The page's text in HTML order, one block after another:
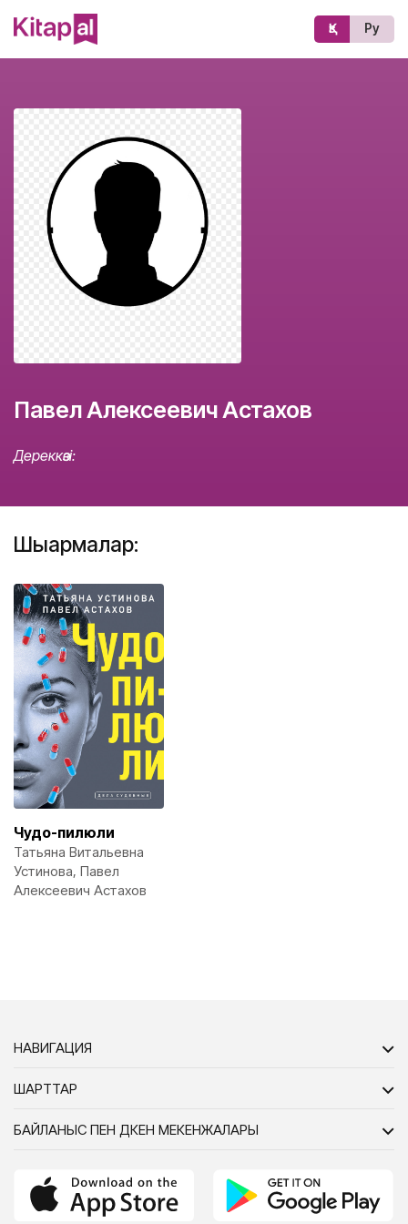
Қз Ру
Павел Алексеевич Астахов
Дереккөзі:
Шығармалар:
Чудо-пилюли
Татьяна Витальевна
Устинова, Павел
Алексеевич Астахов
НАВИГАЦИЯ
ШАРТТАР
БАЙЛАНЫС ПЕН ДҮКЕН МЕКЕНЖАЛАРЫ